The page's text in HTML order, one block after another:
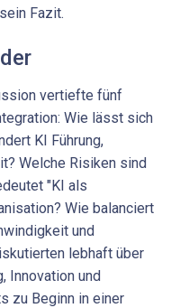
Fazit.
vertiefte fünf
Wie lässt sich
KI Führung,
Welche Risiken sind
"KI als
Wie balanciert
und
lebhaft über
Innovation und
zu Beginn in einer